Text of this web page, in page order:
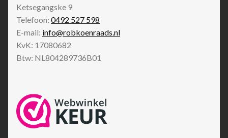
Ketsegangske 9
Telefoon: 0492 527 598
E-mail: info@robkoenraads.nl
KvK: 17080682
Btw: NL804289736B01